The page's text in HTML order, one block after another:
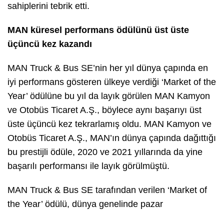
sahiplerini tebrik etti.
MAN küresel performans ödülünü üst üste
üçüncü kez kazandı
MAN Truck & Bus SE’nin her yıl dünya çapında en
iyi performans gösteren ülkeye verdiği ‘Market of the
Year’ ödülüne bu yıl da layık görülen MAN Kamyon
ve Otobüs Ticaret A.Ş., böylece aynı başarıyı üst
üste üçüncü kez tekrarlamış oldu. MAN Kamyon ve
Otobüs Ticaret A.Ş., MAN’ın dünya çapında dağıttığı
bu prestijli ödüle, 2020 ve 2021 yıllarında da yine
başarılı performansı ile layık görülmüştü.
MAN Truck & Bus SE tarafından verilen ‘Market of
the Year’ ödülü, dünya genelinde pazar